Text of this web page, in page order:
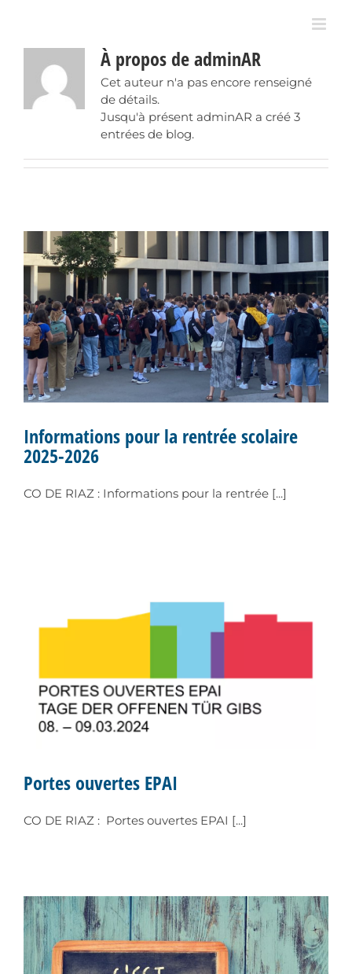
À propos deadminAR
Cet auteur n'a pas encore renseigné
de détails.
Jusqu'à présent adminAR a créé 3
entrées de blog.
Informations pour la rentrée scolaire
2025-2026
CO DE RIAZ : Informations pour la rentrée [...]
Portes ouvertes EPAI
CO DE RIAZ : Portes ouvertes EPAI [...]